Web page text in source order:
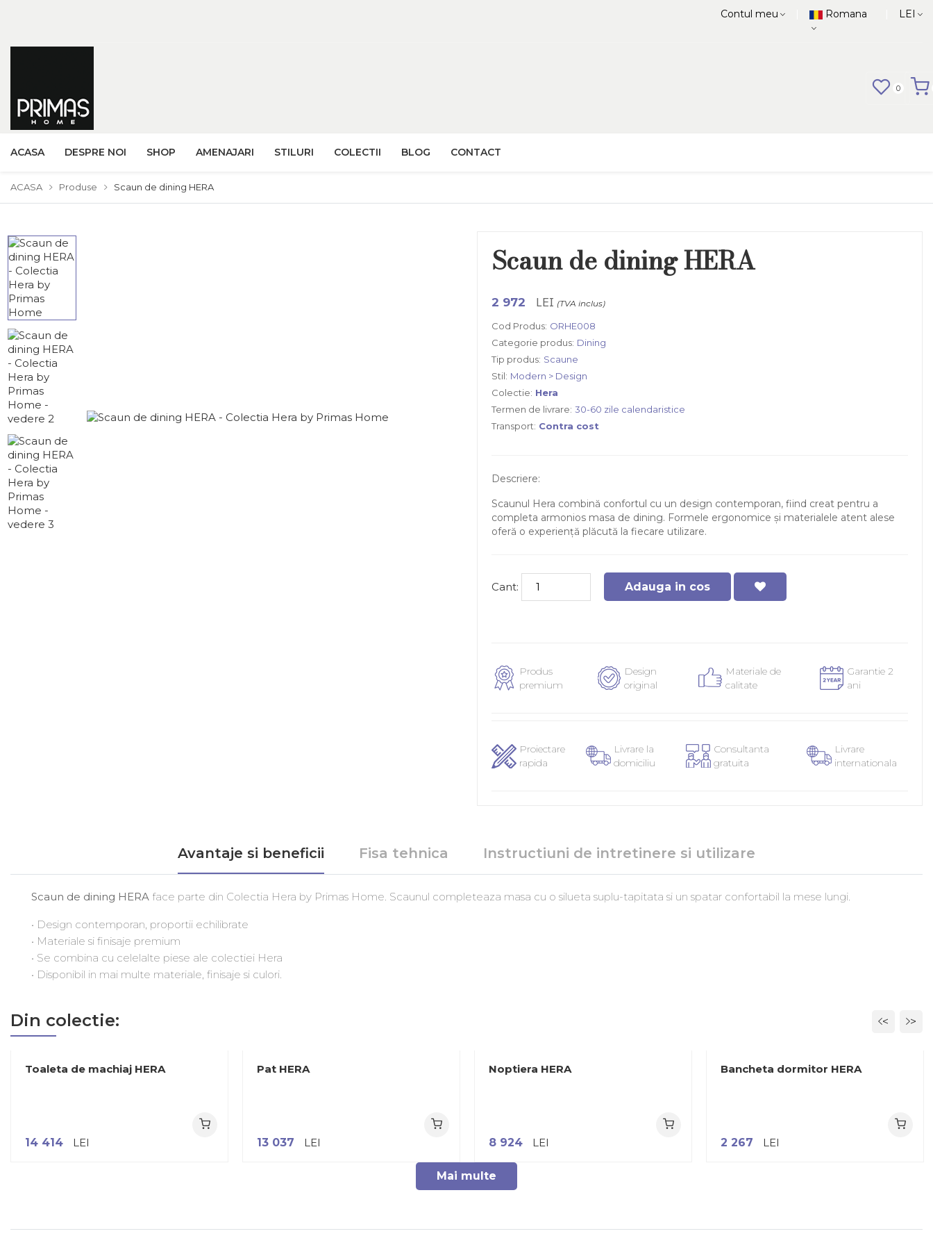
Contul meu Romana LEI
0
ACASA DESPRE NOI SHOP AMENAJARI STILURI COLECTII BLOG CONTACT
ACASA Produse Scaun de dining HERA
Scaun de dining HERA
2 972 LEI (TVA inclus)
Cod Produs: ORHE008
Categorie produs: Dining
Tip produs: Scaune
Stil: Modern > Design
Colectie: Hera
Termen de livrare: 30-60 zile calendaristice
Transport: Contra cost
Descriere:
Scaunul Hera combină confortul cu un design contemporan, fiind creat pentru a
completa armonios masa de dining. Formele ergonomice și materialele atent alese
oferă o experiență plăcută la fiecare utilizare.
Cant: Adauga in cos
Produs
premium
Design
original
Materiale de
calitate
Garantie 2
ani
Proiectare
rapida
Livrare la
domiciliu
Consultanta
gratuita
Livrare
internationala
Avantaje si beneficii Fisa tehnica Instructiuni de intretinere si utilizare
Scaun de dining HERA face parte din Colectia Hera by Primas Home. Scaunul completeaza masa cu o silueta suplu-tapitata si un spatar confortabil la mese lungi.
• Design contemporan, proportii echilibrate
• Materiale si finisaje premium
• Se combina cu celelalte piese ale colectiei Hera
• Disponibil in mai multe materiale, finisaje si culori.
Din colectie: <
Toaleta de machiaj HERA
14 414 LEI
Pat HERA
13 037 LEI
Noptiera HERA
8 924 LEI
Bancheta dormitor HERA
2 267 LEI
>
Mai multe